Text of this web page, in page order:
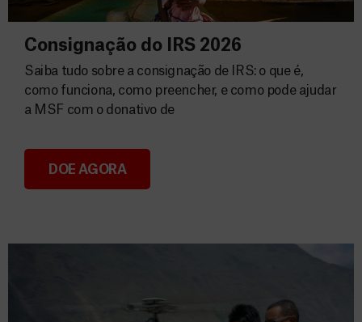
Consignação do IRS 2026
Consignação do IRS 2026
Saiba tudo sobre a consignação de IRS: o que é,
como funciona, como preencher, e como pode ajudar
a MSF com o donativo de
DOE AGORA